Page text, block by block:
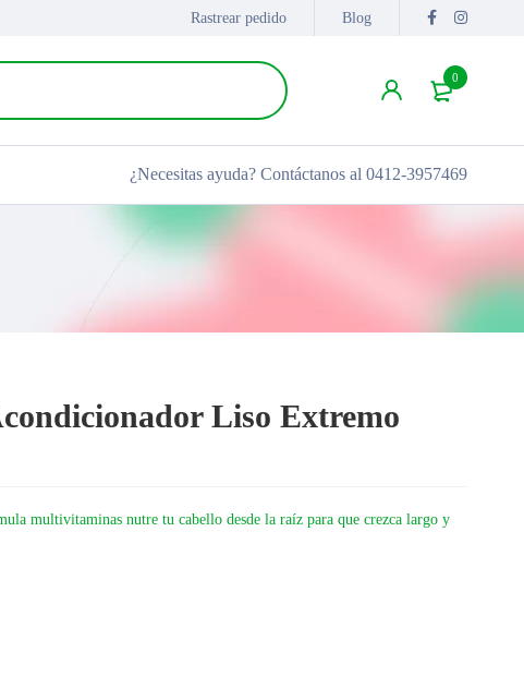
Rastrear pedido Blog
0
¿Necesitas ayuda? Contáctanos al 0412-3957469
Liso Extremo
multivitaminas nutre tu cabello desde la raíz para que crezca largo y